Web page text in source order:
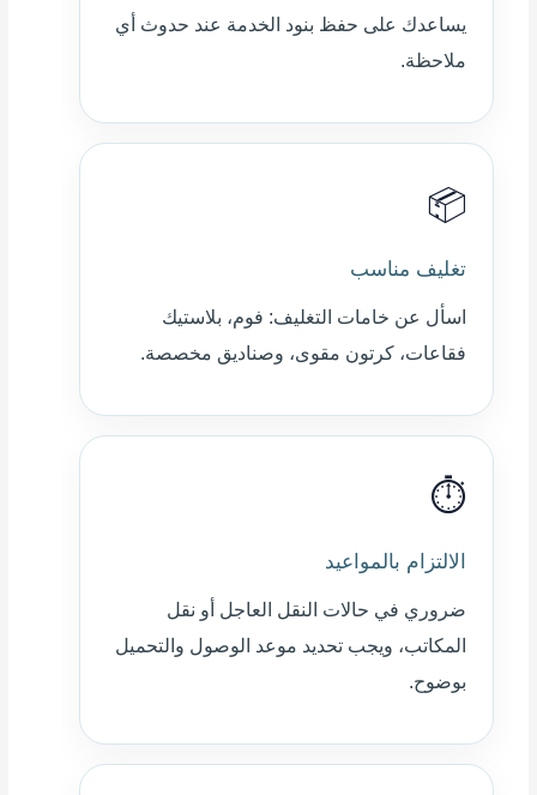
يساعدك على حفظ بنود الخدمة عند حدوث أي
ملاحظة.
📦
تغليف مناسب
اسأل عن خامات التغليف: فوم، بلاستيك
فقاعات، كرتون مقوى، وصناديق مخصصة.
⏱️
الالتزام بالمواعيد
ضروري في حالات النقل العاجل أو نقل
المكاتب، ويجب تحديد موعد الوصول والتحميل
بوضوح.